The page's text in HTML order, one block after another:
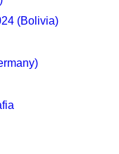
(Bolivia)